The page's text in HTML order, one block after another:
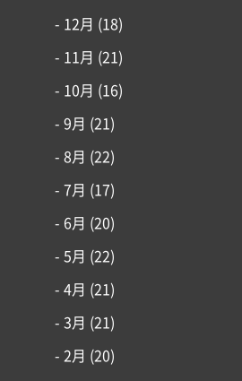
- 12月 (18)
- 11月 (21)
- 10月 (16)
- 9月 (21)
- 8月 (22)
- 7月 (17)
- 6月 (20)
- 5月 (22)
- 4月 (21)
- 3月 (21)
- 2月 (20)